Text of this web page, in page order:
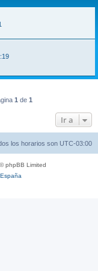
1 de 1
Ir a
los horarios son UTC-03:00
phpBB Limited